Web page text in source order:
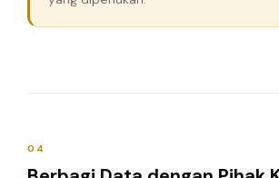
04